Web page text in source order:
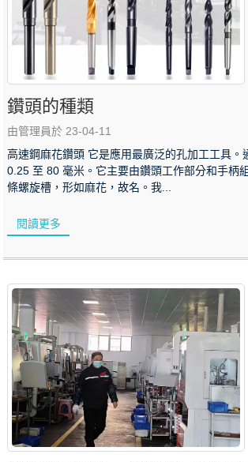
鑽頭的種類
由管理員於 23-04-11
高速鋼麻花鑽頭 它是應用最廣泛的孔加工工具。
0.25 至 80 毫米。它主要由鑽頭工作部分和手柄
條螺旋槽，形如麻花，故名。我...
閱讀更多